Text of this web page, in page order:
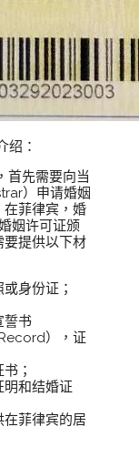
绍：
首先需要向当
）申请婚姻
菲律宾，婚
姻许可证颁
要提供以下材
身份证；
誓书
），证
；
和结婚证
菲律宾的居